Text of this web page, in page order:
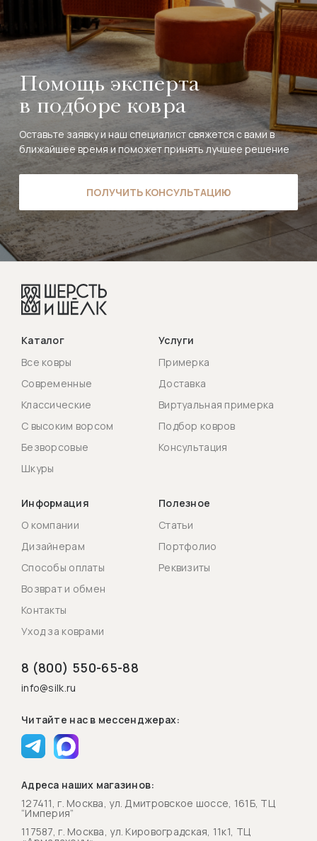
Помощь эксперта
в подборе ковра
Оставьте заявку и наш специалист свяжется с вами в
ближайшее время и поможет принять лучшее решение
ПОЛУЧИТЬ КОНСУЛЬТАЦИЮ
Каталог
Все ковры
Современные
Классические
С высоким ворсом
Безворсовые
Шкуры
Услуги
Примерка
Доставка
Виртуальная примерка
Подбор ковров
Консультация
Информация
О компании
Дизайнерам
Способы оплаты
Возврат и обмен
Контакты
Уход за коврами
Полезное
Статьи
Портфолио
Реквизиты
8 (800) 550-65-88
info@silk.ru
Читайте нас в мессенджерах:
Адреса наших магазинов:
127411, г. Москва, ул. Дмитровское шоссе, 161Б, ТЦ
“Империя”
117587, г. Москва, ул. Кировоградская, 11к1, ТЦ